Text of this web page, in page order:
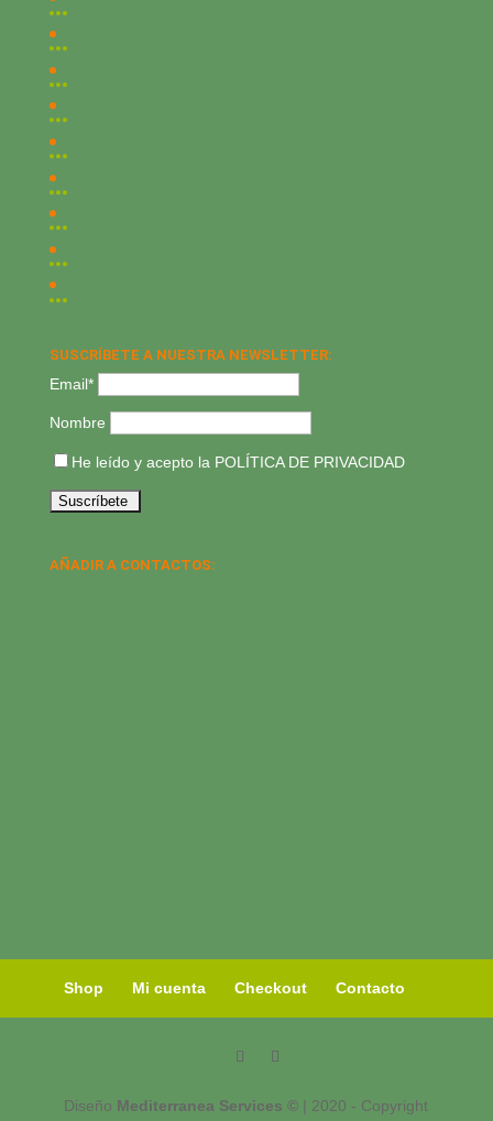
SUSCRÍBETE A NUESTRA NEWSLETTER:
Email*
Nombre
He leído y acepto la POLÍTICA DE PRIVACIDAD
AÑADIR A CONTACTOS:
Shop Mi cuenta Checkout Contacto
Diseño Mediterranea Services © | 2020 - Copyright